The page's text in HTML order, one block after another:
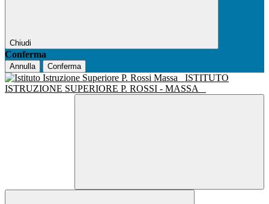
Chiudi
Conferma
Annulla Conferma
ISTITUTO
ISTRUZIONE SUPERIORE P. ROSSI - MASSA